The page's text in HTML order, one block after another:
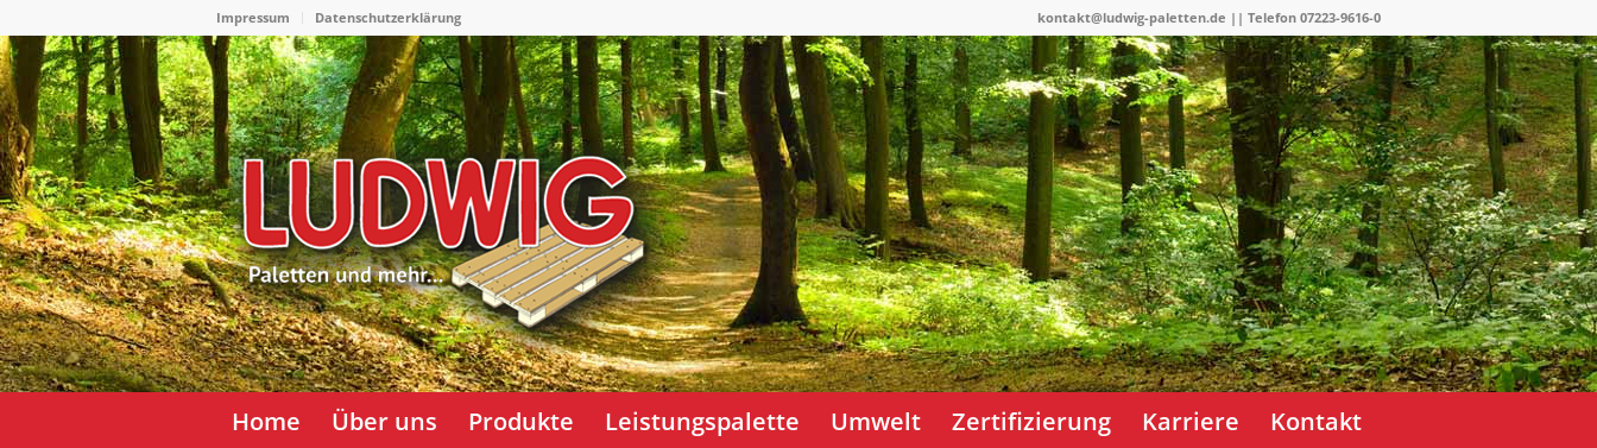
Impressum Datenschutzerklärung kontakt@ludwig-paletten.de || Telefon 07223-9616-0
Home Über uns Produkte Leistungspalette Umwelt Zertifizierung Karriere Kontakt